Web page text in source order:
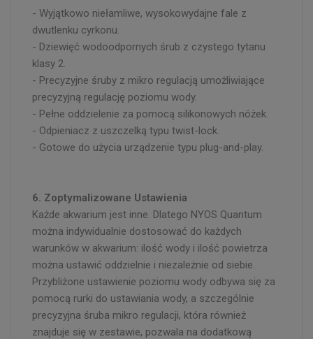
- Wyjątkowo niełamliwe, wysokowydajne fale z
dwutlenku cyrkonu.
- Dziewięć wodoodpornych śrub z czystego tytanu
klasy 2.
- Precyzyjne śruby z mikro regulacją umożliwiające
precyzyjną regulację poziomu wody.
- Pełne oddzielenie za pomocą silikonowych nóżek.
- Odpieniacz z uszczelką typu twist-lock.
- Gotowe do użycia urządzenie typu plug-and-play.
6. Zoptymalizowane Ustawienia
Każde akwarium jest inne. Dlatego NYOS Quantum
można indywidualnie dostosować do każdych
warunków w akwarium: ilość wody i ilość powietrza
można ustawić oddzielnie i niezależnie od siebie.
Przybliżone ustawienie poziomu wody odbywa się za
pomocą rurki do ustawiania wody, a szczególnie
precyzyjna śruba mikro regulacji, która również
znajduje się w zestawie, pozwala na dodatkową